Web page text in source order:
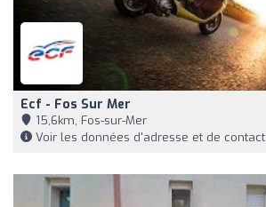
Ecf - Fos Sur Mer
15,6km, Fos-sur-Mer
Voir les données d'adresse et de contact